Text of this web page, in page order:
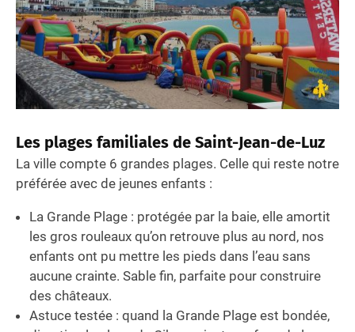
Les plages familiales de Saint-Jean-de-Luz
La ville compte 6 grandes plages. Celle qui reste notre
préférée avec de jeunes enfants :
La Grande Plage : protégée par la baie, elle amortit
les gros rouleaux qu’on retrouve plus au nord, nos
enfants ont pu mettre les pieds dans l’eau sans
aucune crainte. Sable fin, parfaite pour construire
des châteaux.
Astuce testée : quand la Grande Plage est bondée,